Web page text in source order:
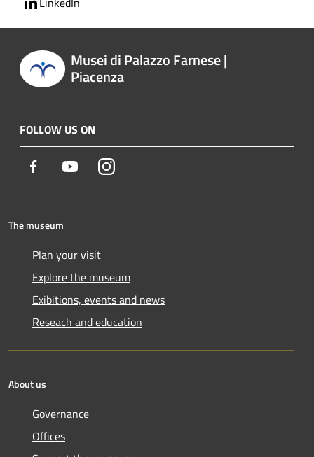
Musei di Palazzo Farnese |
Piacenza
FOLLOW US ON
Facebook YoutubeInstagram
The museum
Plan your visit
Explore the museum
Exibitions, events and news
Reseach and education
About us
Governance
Offices